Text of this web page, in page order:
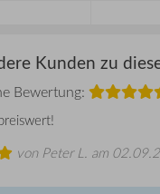
Kunden zu
Bewertung:
von Peter L. am